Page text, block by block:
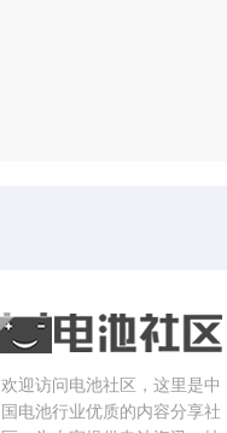
欢迎访问电池社区，这里是中
国电池行业优质的内容分享社